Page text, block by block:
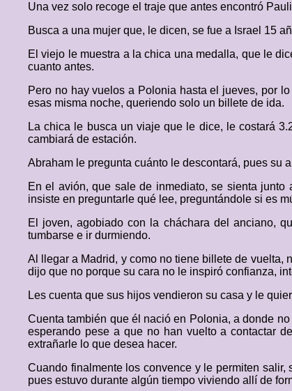
Una vez solo recoge el traje que antes encontró
Busca a una mujer que, le dicen, se fue a Israel 15
El viejo le muestra a la chica una medalla, que le
cuanto antes.
Pero no hay vuelos a Polonia hasta el jueves, por
esas misma noche, queriendo solo un billete de ida.
La chica le busca un viaje que le dice, le costará
cambiará de estación.
Abraham le pregunta cuánto le descontará, pues su
En el avión, que sale de inmediato, se sienta
insiste en preguntarle qué lee, preguntándole si es
El joven, agobiado con la cháchara del anciano,
tumbarse e ir durmiendo.
Al llegar a Madrid, y como no tiene billete de vuelta,
dijo que no porque su cara no le inspiró confianza,
Les cuenta que sus hijos vendieron su casa y le
Cuenta también que él nació en Polonia, a donde
esperando pese a que no han vuelto a contactar
extrañarle lo que desea hacer.
Cuando finalmente los convence y le permiten
pues estuvo durante algún tiempo viviendo allí de